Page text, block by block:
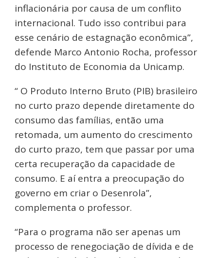
inflacionária por causa de um conflito
internacional. Tudo isso contribui para
esse cenário de estagnação econômica”,
defende Marco Antonio Rocha, professor
do Instituto de Economia da Unicamp.
“ O Produto Interno Bruto (PIB) brasileiro
no curto prazo depende diretamente do
consumo das famílias, então uma
retomada, um aumento do crescimento
do curto prazo, tem que passar por uma
certa recuperação da capacidade de
consumo. E aí entra a preocupação do
governo em criar o Desenrola”,
complementa o professor.
“Para o programa não ser apenas um
processo de renegociação de dívida e de